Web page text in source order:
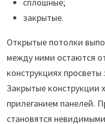
сплошные;
закрытые.
Открытые потолки
между ними остаются
конструкциях
Закрытые конструкции
прилеганием панелей.
становятся